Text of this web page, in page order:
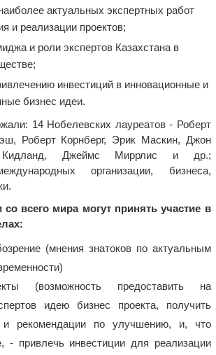
актуальных экспертных работ
и реализации проектов;
и роли экспертов Казахстана в
инвестиций в инновационные и
бизнес идеи.
14 Нобелевских лауреатов - Роберт
Роберт Корнберг, Эрик Маскин, Джон
Джеймс Миррлис и др.;
организации, бизнеса,
со всего мира могут принять участие в
(мнения знатоков по актуальным
(возможность предоставить на
идею бизнес проекта, получить
и рекомендации по улучшению, и, что
- привлечь инвестиции для реализации